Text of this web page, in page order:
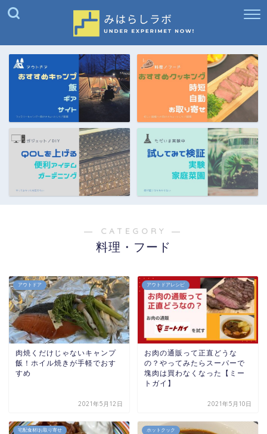
― CATEGORY ―
料理・フード
アウトドア
肉焼くだけじゃないキャンプ
飯！ホイル焼きが手軽でおす
すめ
2021年5月12日
アウトドアレシピ
お肉の通販って正直どうな
の？やってみたらスーパーで
塊肉は買わなくなった【ミー
トガイ】
2021年5月10日
宅配食材/お取り寄せ ホットクック